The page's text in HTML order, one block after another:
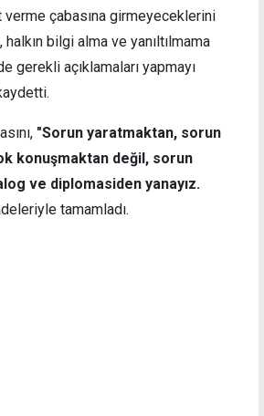
verme çabasına girmeyeceklerini
bilgi alma ve yanıltılmama
gerekli açıklamaları yapmayı
"Sorun yaratmaktan, sorun
konuşmaktan değil, sorun
ve diplomasiden yanayız.
tamamladı.